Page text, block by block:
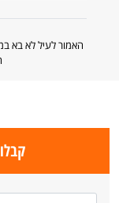
האמור לעיל לא בא